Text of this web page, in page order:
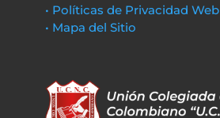
• Políticas de Privacidad Web
• Mapa del Sitio